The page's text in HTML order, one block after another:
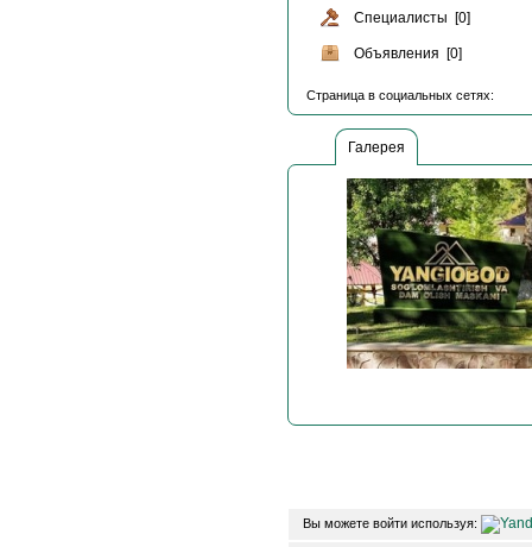
Специалисты [0]
Объявления [0]
Страница в социальных сетях:
Галерея
Вы можете войти используя: